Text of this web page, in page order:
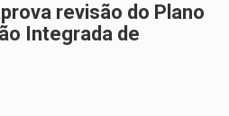
revisão do Plano
Integrada de